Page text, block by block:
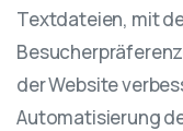
Textdateien, mit
der Website
Automatisierung